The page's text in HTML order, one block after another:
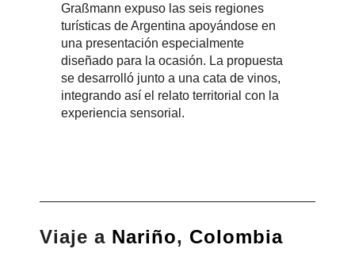
Graßmann expuso las seis regiones
turísticas de Argentina apoyándose en
una presentación especialmente
diseñado para la ocasión. La propuesta
se desarrolló junto a una cata de vinos,
integrando así el relato territorial con la
experiencia sensorial.
Viaje a Nariño, Colombia